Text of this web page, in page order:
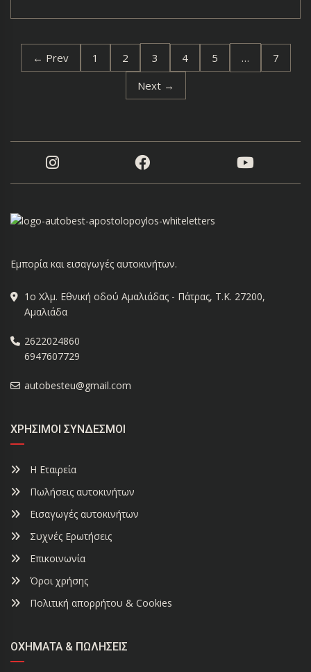
← Prev 1 2 3 4 5 …
7
Next →
Εμπορία και εισαγωγές αυτοκινήτων.
1ο Χλμ. Εθνική οδού Αμαλιάδας - Πάτρας, Τ.Κ. 27200,
Αμαλιάδα
2622024860
6947607729
autobesteu@gmail.com
ΧΡΉΣΙΜΟΙ ΣΎΝΔΕΣΜΟΙ
Η Εταιρεία
Πωλήσεις αυτοκινήτων
Εισαγωγές αυτοκινήτων
Συχνές Ερωτήσεις
Επικοινωνία
Όροι χρήσης
Πολιτική απορρήτου & Cookies
ΟΧΉΜΑΤΑ & ΠΩΛΉΣΕΙΣ